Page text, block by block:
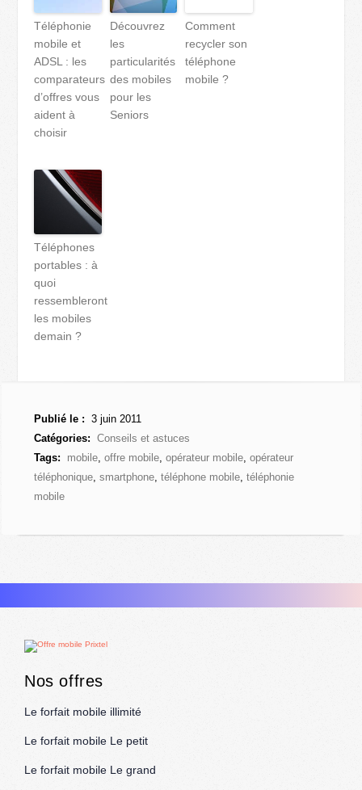
Téléphonie
mobile et
ADSL : les
comparateurs
d’offres vous
aident à
choisir
Découvrez
les
particularités
des mobiles
pour les
Seniors
Comment
recycler son
téléphone
mobile ?
Téléphones
portables : à
quoi
ressembleront
les mobiles
demain ?
Publié le : 3 juin 2011
Catégories:
Conseils et astuces
Tags:
mobile,offre mobile,opérateur mobile,opérateur
téléphonique,smartphone,téléphone mobile,téléphonie
mobile
Nos offres
Le forfait mobile illimité
Le forfait mobile Le petit
Le forfait mobile Le grand